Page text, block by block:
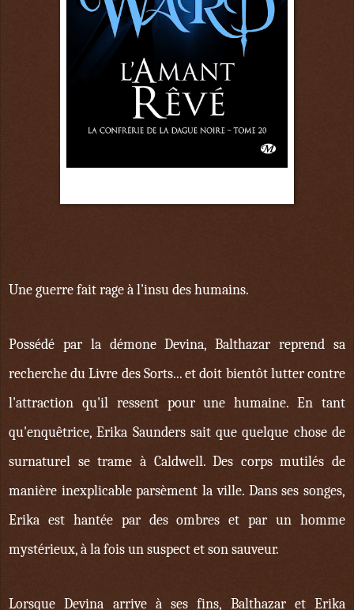
Une guerre fait rage à l'insu des humains.
Possédé par la démone Devina, Balthazar reprend sa
recherche du Livre des Sorts... et doit bientôt lutter contre
l'attraction qu'il ressent pour une humaine. En tant
qu'enquêtrice, Erika Saunders sait que quelque chose de
surnaturel se trame à Caldwell. Des corps mutilés de
manière inexplicable parsèment la ville. Dans ses songes,
Erika est hantée par des ombres et par un homme
mystérieux, à la fois un suspect et son sauveur.
Lorsque Devina arrive à ses fins, Balthazar et Erika